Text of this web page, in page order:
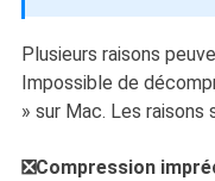
Plusieurs raisons
Impossible de
» sur Mac. Les
❎Compression